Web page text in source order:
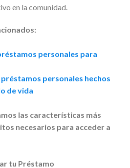
en la comunidad.
personales para
personales hechos
de vida
las características más
necesarios para acceder a
tu Préstamo